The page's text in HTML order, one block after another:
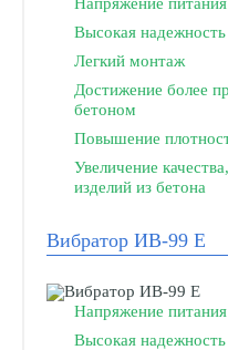
Высокая надежность
Легкий монтаж
Достижение более
бетоном
Повышение
Увеличение
изделий из бетона
Вибратор ИВ-99 Е
Напряжение
Высокая надежность